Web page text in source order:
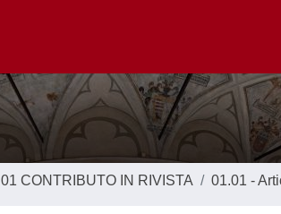
01 CONTRIBUTO IN RIVISTA 01.01 -